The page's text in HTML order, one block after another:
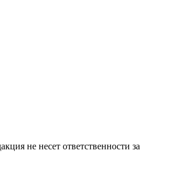
не несет ответственности за